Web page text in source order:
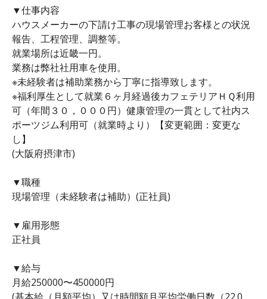
▼仕事内容
ハウスメーカーの下請け工事の現場管理お客様との状況
報告、工程管理、調整等。
就業場所は近畿一円。
業務は弊社社用車を使用。
※未経験者は補助業務から丁寧に指導致します。
※福利厚生として就業６ヶ月経過後カフェテリアＨＱ利用
可（年間３０，０００円）健康管理の一貫として社内ス
ポーツジム利用可（就業時より）【変更範囲：変更な
し】
(大阪府摂津市)
▼職種
現場管理（未経験者は補助）(正社員)
▼雇用形態
正社員
▼給与
月給250000〜450000円